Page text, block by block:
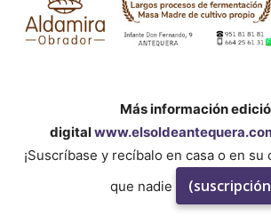
Más información
digital
¡Suscríbase y recíbalo en casa o en su
que nadie